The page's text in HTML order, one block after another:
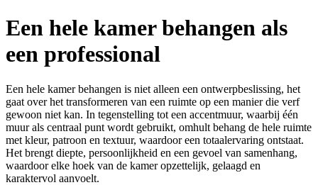
Een hele kamer behangen als
een professional
Een hele kamer behangen is niet alleen een ontwerpbeslissing, het
gaat over het transformeren van een ruimte op een manier die verf
gewoon niet kan. In tegenstelling tot een accentmuur, waarbij één
muur als centraal punt wordt gebruikt, omhult behang de hele ruimte
met kleur, patroon en textuur, waardoor een totaalervaring ontstaat.
Het brengt diepte, persoonlijkheid en een gevoel van samenhang,
waardoor elke hoek van de kamer opzettelijk, gelaagd en
karaktervol aanvoelt.